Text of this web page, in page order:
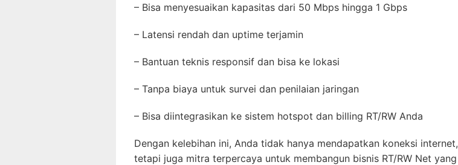
– Bisa menyesuaikan kapasitas dari 50 Mbps hingga 1 Gbps
– Latensi rendah dan uptime terjamin
– Bantuan teknis responsif dan bisa ke lokasi
– Tanpa biaya untuk survei dan penilaian jaringan
– Bisa diintegrasikan ke sistem hotspot dan billing RT/RW Anda
Dengan kelebihan ini, Anda tidak hanya mendapatkan koneksi internet,
tetapi juga mitra terpercaya untuk membangun bisnis RT/RW Net yang